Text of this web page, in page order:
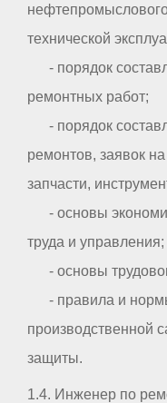
технической
- порядок
ремонтных работ;
- порядок
ремонтов, заявок
запчасти,
- основы
труда и управления;
- основы
- правила и
производственной
защиты.
1.4. Инженер по